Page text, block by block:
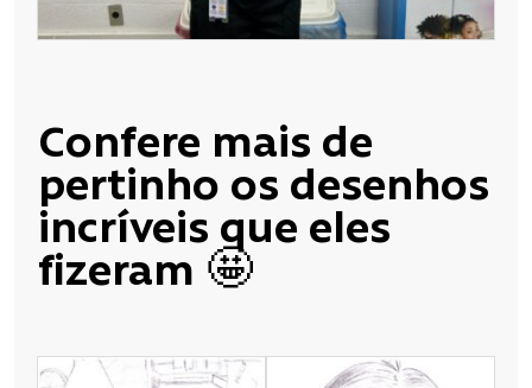
Confere mais de
pertinho os desenhos
incríveis que eles
fizeram 🤩